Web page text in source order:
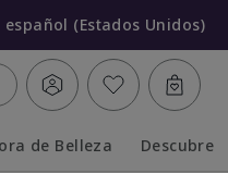
español (Estados Unidos)
de Belleza Descubre